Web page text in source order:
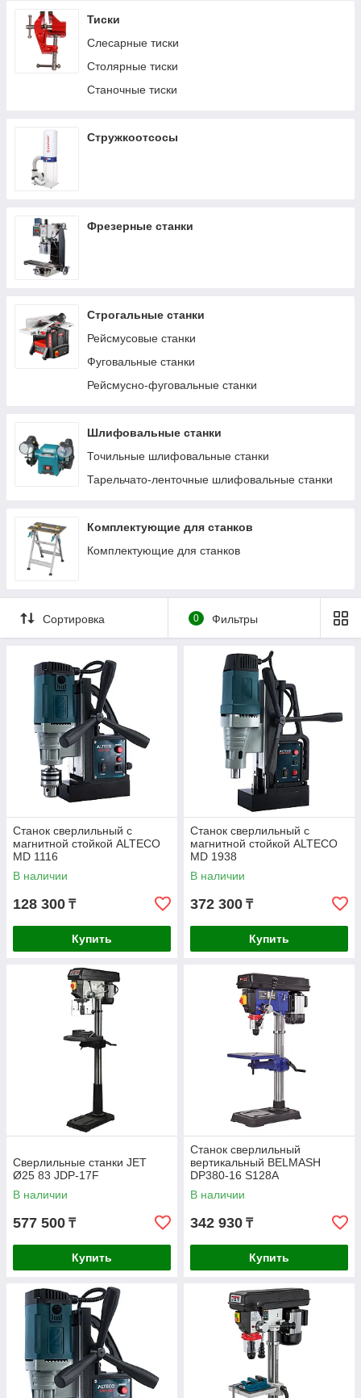
Тиски
Слесарные тиски
Столярные тиски
Станочные тиски
Стружкоотсосы
Фрезерные станки
Строгальные станки
Рейсмусовые станки
Фуговальные станки
Рейсмусно-фуговальные станки
Шлифовальные станки
Точильные шлифовальные станки
Тарельчато-ленточные шлифовальные станки
Комплектующие для станков
Комплектующие для станков
Сортировка 0 Фильтры
Станок сверлильный с
магнитной стойкой ALTECO
MD 1116
В наличии
128 300 ₸
Купить
Станок сверлильный с
магнитной стойкой ALTECO
MD 1938
В наличии
372 300 ₸
Купить
Сверлильные станки JET
Ø25 83 JDP-17F
В наличии
577 500 ₸
Купить
Станок сверлильный
вертикальный BELMASH
DP380-16 S128A
В наличии
342 930 ₸
Купить